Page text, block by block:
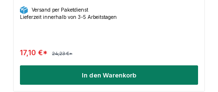
Versand per Paketdienst
Lieferzeit innerhalb von 3-5 Arbeitstagen
17,10 €* 24,23 €*
In den Warenkorb